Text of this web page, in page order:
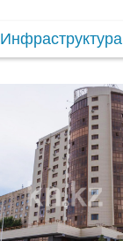
Инфраструктура